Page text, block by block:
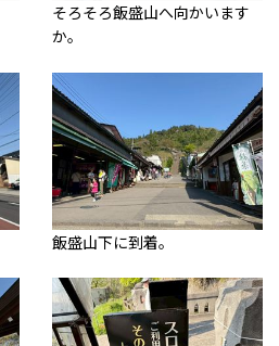
そろそろ飯盛山へ向かいます
か。
飯盛山下に到着。